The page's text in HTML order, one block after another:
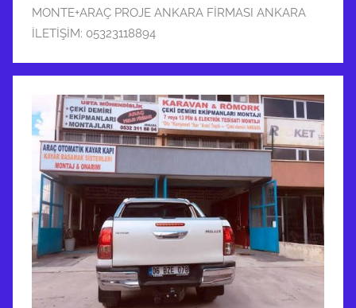
MONTE+ARAÇ PROJE ANKARA FİRMASI ANKARA
İLETİŞİM: 05323118894